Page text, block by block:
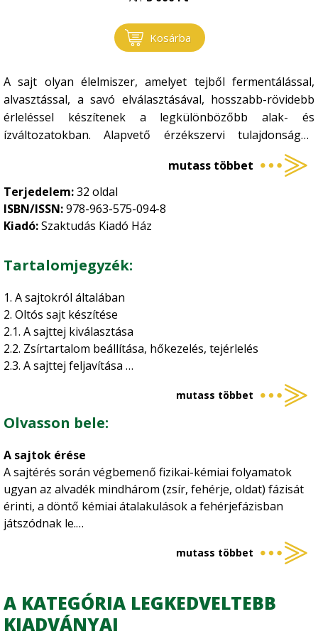
Kosárba
A sajt olyan élelmiszer, amelyet tejből fermentálással,
alvasztással, a savó elválasztásával, hosszabb-rövidebb
érleléssel készítenek a legkülönbözőbb alak- és
ízváltozatokban. Alapvető érzékszervi tulajdonságait
figyelembe véve két fő változatot célszerű
megkülönböztetni, az oltós és tejsavas alvasztású
sajtokat. Első esetében a tejet oltóenzimmel alvasztjuk
meg, az így kapott alvadék íze édes, mint a tejé. Tejsavas
alvasztású sajtoknál pedig tejsavbaktériumokat
kellemesen savanyú. Hazánkban a legkedveltebb ilyen sajt
a rögös állományú túró. Kiadványunkból megismerhető
mindkét eljárás, akár házi fogyasztásra, akár
értékesítésre készítünk sajtokat, amely utóbbi esetben a
víztartalmat és a zsírtartalmat illetően szükséges ismerni
és betartani a Magyar Élelmiszerkönyv előírásait.
mutass többet
Terjedelem:32 oldal
ISBN/ISSN:978-963-575-094-8
Kiadó:Szaktudás Kiadó Ház
Tartalomjegyzék:
1. A sajtokról általában
2. Oltós sajt készítése
2.1. A sajttej kiválasztása
2.2. Zsírtartalom beállítása, hőkezelés, tejérlelés
2.3. A sajttej feljavítása
Az elősajtolás
Utósajtolás és alvadékmosás
2.6. Az alvadék formázása
A röglyukas sajtok alvadékának formázása
Erjedési lyukas és zárt tésztájú sajtok formázása
A hevített alvadék formázása
2.9. A sajtok érése
A fehérjefázis változása a sajtérés során
mutass többet
Olvasson bele:
A sajtok érése
A sajtérés során végbemenő fizikai-kémiai folyamatok
ugyan az alvadék mindhárom (zsír, fehérje, oldat) fázisát
érinti, a döntő kémiai átalakulások a fehérjefázisban
játszódnak le.
Az enzimek hatására a gélszerkezetbe beépült
A hasadás a peptidkötéseknél következik be, így a
fehérjéből peptonok, polipeptidek, majd peptidek
keletkeznek, amelyek tovább bomolhatnak
mutass többet
A KATEGÓRIA LEGKEDVELTEBB
KIADVÁNYAI